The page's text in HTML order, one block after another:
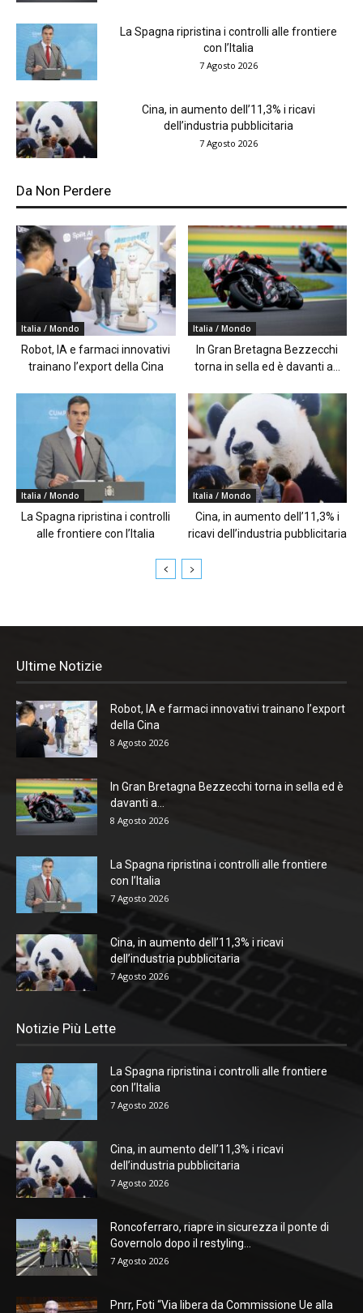
La Spagna ripristina i controlli alle frontiere
con l’Italia
7 Agosto 2026
Cina, in aumento dell’11,3% i ricavi
dell’industria pubblicitaria
7 Agosto 2026
Da Non Perdere
Italia / Mondo
Robot, IA e farmaci innovativi
trainano l’export della Cina
Italia / Mondo
In Gran Bretagna Bezzecchi
torna in sella ed è davanti a...
Italia / Mondo
La Spagna ripristina i controlli
alle frontiere con l’Italia
Italia / Mondo
Cina, in aumento dell’11,3% i
ricavi dell’industria pubblicitaria
Ultime Notizie
Robot, IA e farmaci innovativi trainano l’export
della Cina
8 Agosto 2026
In Gran Bretagna Bezzecchi torna in sella ed è
davanti a...
8 Agosto 2026
La Spagna ripristina i controlli alle frontiere
con l’Italia
7 Agosto 2026
Cina, in aumento dell’11,3% i ricavi
dell’industria pubblicitaria
7 Agosto 2026
Notizie Più Lette
La Spagna ripristina i controlli alle frontiere
con l’Italia
7 Agosto 2026
Cina, in aumento dell’11,3% i ricavi
dell’industria pubblicitaria
7 Agosto 2026
Roncoferraro, riapre in sicurezza il ponte di
Governolo dopo il restyling...
7 Agosto 2026
Pnrr, Foti “Via libera da Commissione Ue alla